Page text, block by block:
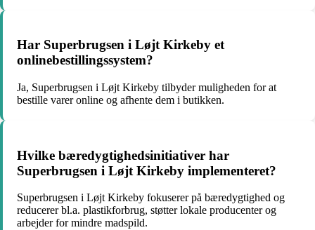
Har Superbrugsen i Løjt Kirkeby et
onlinebestillingssystem?
Ja, Superbrugsen i Løjt Kirkeby tilbyder muligheden for at
bestille varer online og afhente dem i butikken.
Hvilke bæredygtighedsinitiativer har
Superbrugsen i Løjt Kirkeby implementeret?
Superbrugsen i Løjt Kirkeby fokuserer på bæredygtighed og
reducerer bl.a. plastikforbrug, støtter lokale producenter og
arbejder for mindre madspild.